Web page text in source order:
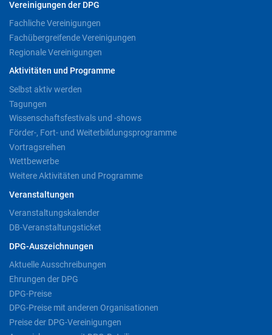
Vereinigungen der DPG
Fachliche Vereinigungen
Fachübergreifende Vereinigungen
Regionale Vereinigungen
Aktivitäten und Programme
Selbst aktiv werden
Tagungen
Wissenschaftsfestivals und -shows
Förder-, Fort- und Weiterbildungsprogramme
Vortragsreihen
Wettbewerbe
Weitere Aktivitäten und Programme
Veranstaltungen
Veranstaltungskalender
DB-Veranstaltungsticket
DPG-Auszeichnungen
Aktuelle Ausschreibungen
Ehrungen der DPG
DPG-Preise
DPG-Preise mit anderen Organisationen
Preise der DPG-Vereinigungen